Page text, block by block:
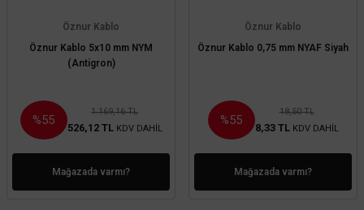
Öznur Kablo
Öznur Kablo 5x10 mm NYM
(Antigron)
%55
1.169,16 TL
526,12 TL KDV DAHİL
Mağazada varmı?
Öznur Kablo
Öznur Kablo 0,75 mm NYAF Siyah
%55
18,50 TL
8,33 TL KDV DAHİL
Mağazada varmı?